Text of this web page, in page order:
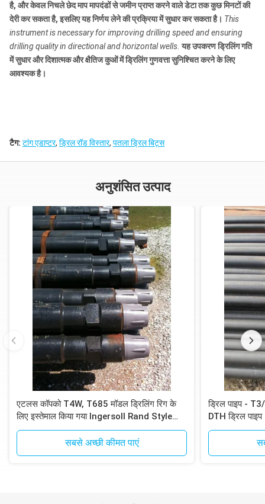
है, और केवल निचले छेद माप मापदंडों से जमीन प्राप्त करने वाले डेटा तक कुछ मिनटों की
देरी कर सकता है, इसलिए यह निर्णय लेने की प्रक्रिया में सुधार कर सकता है। This
instrument is necessary for improving drilling speed and ensuring
drilling quality in directional and horizontal wells. यह उपकरण ड्रिलिंग गति
में सुधार और दिशात्मक और क्षैतिज कुओं में ड्रिलिंग गुणवत्ता सुनिश्चित करने के लिए
आवश्यक है।
टैग: टांग एडाप्टर, ड्रिल रॉड विस्तार, पतला ड्रिल बिट्स
अनुशंसित उत्पाद
एटलस कॉपको T4W, T685 मॉडल ड्रिलिंग रिग के
लिए इस्तेमाल किया गया Ingersoll Rand Style
DTH ड्रिल पाइप
सबसे अच्छी कीमत पाएं
ड्रिल पाइप -
DTH ड्रिल पाइप